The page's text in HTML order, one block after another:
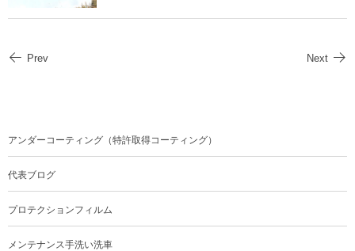
Prev Next
アンダーコーティング（特許取得コーティング）
代表ブログ
プロテクションフィルム
メンテナンス手洗い洗車